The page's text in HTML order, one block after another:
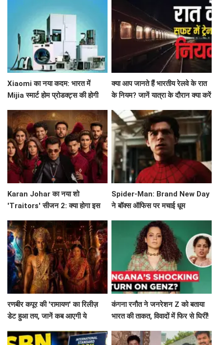
Xiaomi का नया कदम: भारत में
Mijia स्मार्ट होम प्रोडक्ट्स की होगी
क्या आप जानते हैं भारतीय रेलवे के रात
के नियम? जानें यात्रा के दौरान क्या करें
Karan Johar का नया शो
'Traitors' सीजन 2: क्या होगा इस
Spider-Man: Brand New Day
ने बॉक्स ऑफिस पर मचाई धूम
रणबीर कपूर की 'रामायण' का रिलीज़
डेट हुआ तय, जानें कब आएगी ये
कंगना रनौत ने जनरेशन Z को बताया
भारत की ताकत, विवादों में फिर से घिरीं!